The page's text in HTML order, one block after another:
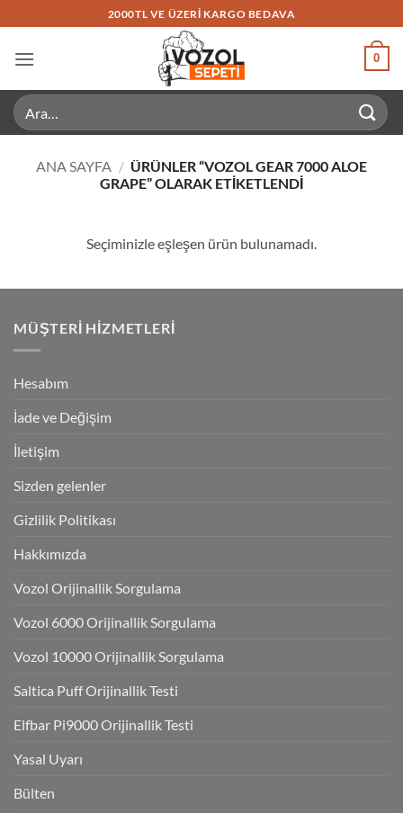
atla
2000TL VE ÜZERI KARGO BEDAVA
0
Ara:
ANA SAYFA / ÜRÜNLER “VOZOL GEAR 7000 ALOE
GRAPE” OLARAK ETIKETLENDI
Seçiminizle eşleşen ürün bulunamadı.
MÜŞTERI HIZMETLERI
Hesabım
İade ve Değişim
İletişim
Sizden gelenler
Gizlilik Politikası
Hakkımızda
Vozol Orijinallik Sorgulama
Vozol 6000 Orijinallik Sorgulama
Vozol 10000 Orijinallik Sorgulama
Saltica Puff Orijinallik Testi
Elfbar Pi9000 Orijinallik Testi
Yasal Uyarı
Bülten